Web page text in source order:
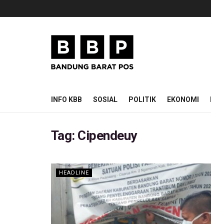
INFO KBB SOSIAL POLITIK EKONOMI
Tag: Cipendeuy
HEADLINE